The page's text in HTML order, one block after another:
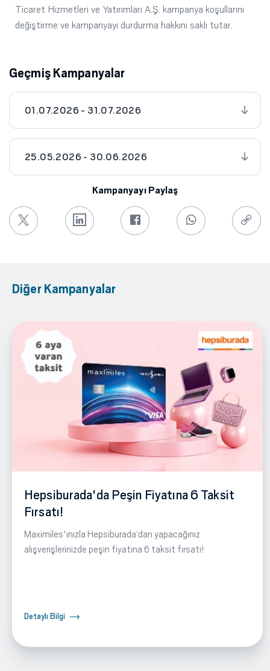
Ticaret Hizmetleri ve Yatırımları A.Ş. kampanya koşullarını
değiştirme ve kampanyayı durdurma hakkını saklı tutar.
Geçmiş Kampanyalar
01.07.2026 - 31.07.2026
25.05.2026 - 30.06.2026
Kampanyayı Paylaş
Diğer Kampanyalar
Hepsiburada'da Peşin Fiyatına 6 Taksit
Fırsatı!
Maximiles'ınızla Hepsiburada‘dan yapacağınız
alışverişlerinizde peşin fiyatına 6 taksit fırsatı!
Detaylı Bilgi